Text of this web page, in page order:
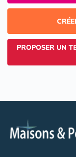
PROPOSER UN